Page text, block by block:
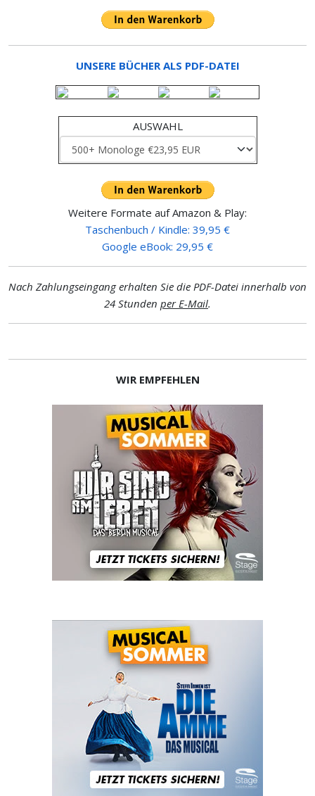
UNSERE BÜCHER ALS PDF-DATEI
AUSWAHL
Weitere Formate auf Amazon & Play:
Taschenbuch / Kindle: 39,95 €
Google eBook: 29,95 €
Nach Zahlungseingang erhalten Sie die PDF-Datei innerhalb von
24 Stunden per E-Mail.
WIR EMPFEHLEN